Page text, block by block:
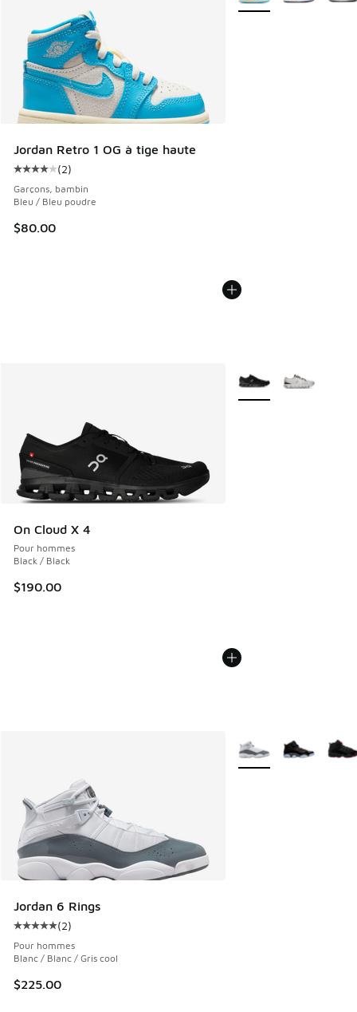
Jordan Retro 1 OG à tige haute
Cote moyenne du client - [4 sur 5 étoiles], 2 commentaires
(2)
Garçons, bambin
Bleu / Bleu poudre
$80.00
On Cloud X 4
Pour hommes
Black / Black
$190.00
Plus de couleurs
Jordan 6 Rings
Cote moyenne du client - [5 sur 5 étoiles], 2 commentaires
(2)
Pour hommes
Blanc / Blanc / Gris cool
$225.00
Plus de couleurs